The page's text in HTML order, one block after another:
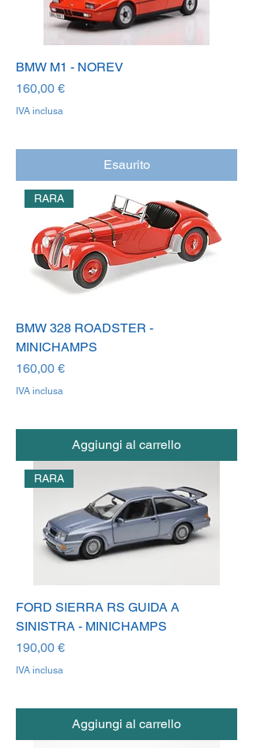
BMW M1 - NOREV
Prezzo
160,00 €
IVA inclusa
Esaurito
RARA
BMW 328 ROADSTER -
MINICHAMPS
Prezzo
160,00 €
IVA inclusa
Aggiungi al carrello
RARA
FORD SIERRA RS GUIDA A
SINISTRA - MINICHAMPS
Prezzo
190,00 €
IVA inclusa
Aggiungi al carrello